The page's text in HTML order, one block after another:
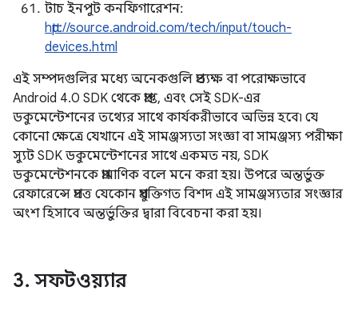
টাচ ইনপুট কনফিগারেশন:
http://source.android.com/tech/input/touch-
devices.html
এই সম্পদগুলির মধ্যে অনেকগুলি প্রত্যক্ষ বা পরোক্ষভাবে
Android 4.0 SDK থেকে প্রাপ্ত, এবং সেই SDK-এর
ডকুমেন্টেশনের তথ্যের সাথে কার্যকরীভাবে অভিন্ন হবে৷ যে
কোনো ক্ষেত্রে যেখানে এই সামঞ্জস্যতা সংজ্ঞা বা সামঞ্জস্য পরীক্ষা
স্যুট SDK ডকুমেন্টেশনের সাথে একমত নয়, SDK
ডকুমেন্টেশনকে প্রামাণিক বলে মনে করা হয়। উপরে অন্তর্ভুক্ত
রেফারেন্সে প্রদত্ত যেকোন প্রযুক্তিগত বিশদ এই সামঞ্জস্যতার সংজ্ঞার
অংশ হিসাবে অন্তর্ভুক্তির দ্বারা বিবেচনা করা হয়।
3. সফটওয়্যার